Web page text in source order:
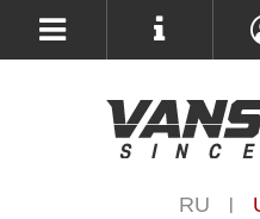
RU |